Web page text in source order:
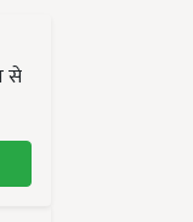
से